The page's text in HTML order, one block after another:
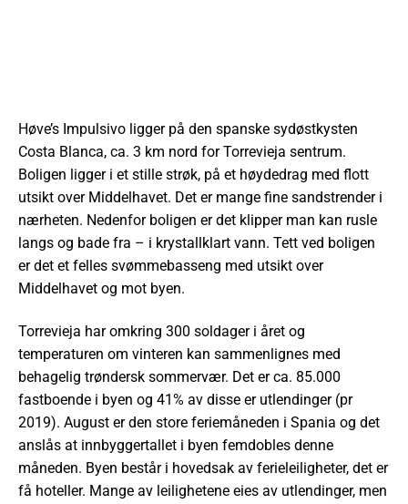
Høve’s Impulsivo ligger på den spanske sydøstkysten
Costa Blanca, ca. 3 km nord for Torrevieja sentrum.
Boligen ligger i et stille strøk, på et høydedrag med flott
utsikt over Middelhavet. Det er mange fine sandstrender i
nærheten. Nedenfor boligen er det klipper man kan rusle
langs og bade fra – i krystallklart vann. Tett ved boligen
er det et felles svømmebasseng med utsikt over
Middelhavet og mot byen.
Torrevieja har omkring 300 soldager i året og
temperaturen om vinteren kan sammenlignes med
behagelig trøndersk sommervær. Det er ca. 85.000
fastboende i byen og 41% av disse er utlendinger (pr
2019). August er den store feriemåneden i Spania og det
anslås at innbyggertallet i byen femdobles denne
måneden. Byen består i hovedsak av ferieleiligheter, det er
få hoteller. Mange av leilighetene eies av utlendinger, men